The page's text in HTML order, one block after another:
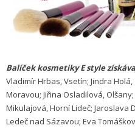
Balíček kosmetiky E style
Vladimír Hrbas, Vsetín; Jindra
Moravou; Jiřina Osladilová,
Mikulajová, Horní Lideč; Jaroslava
Ledeč nad Sázavou; Eva